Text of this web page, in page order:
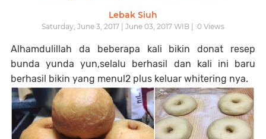
Lebak Siuh
Saturday, June 3, 2017 | June 03, 2017 WIB | 0 Views
Alhamdulillah da beberapa kali bikin donat resep
bunda yunda yun,selalu berhasil dan kali ini baru
berhasil bikin yang menul2 plus keluar whitering nya.